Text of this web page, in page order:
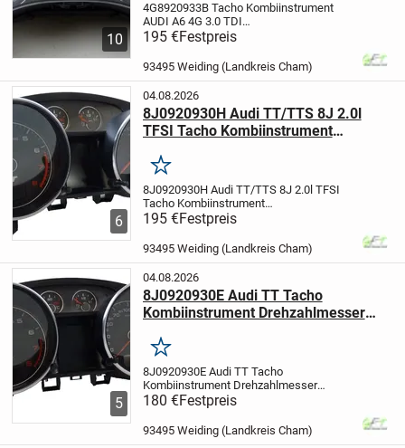
10
4G8920933B Tacho Kombiinstrument
AUDI A6 4G 3.0 TDI
QUATTROHerstellernummer:
4G8920933B (177957)
AudiFarbe: LZ7SProduktart:
Vergleichsnummer:
4G8920933B
Referenznummer(n):...
195 €Festpreis
93495 Weiding (Landkreis Cham)
6
04.08.2026
8J0920930H Audi TT/TTS 8J 2.0l
TFSI Tacho Kombiinstrument
Merken
8J0920930H Audi TT/TTS 8J 2.0l TFSI
Tacho Kombiinstrument
280KM/HHersteller: Audi
Produktart:
Kombiinstrument Artikel stammt aus
einem Audi TT 8J Quattro mit 2,0 TSI
147KW/200PS...
195 €Festpreis
93495 Weiding (Landkreis Cham)
5
04.08.2026
8J0920930E Audi TT Tacho
Kombiinstrument Drehzahlmesser
Merken
8J0920930E Audi TT Tacho
Kombiinstrument Drehzahlmesser
OriginalHerstellernummer: 8J0920930E
8J0 920 930 E
InstrumenteneinheitArtikel stammt aus
einem Scheckheftgepfle...
180 €Festpreis
93495 Weiding (Landkreis Cham)